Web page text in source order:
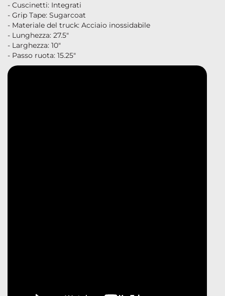
- Cuscinetti: Integrati
- Grip Tape: Sugarcoat
- Materiale del truck: Acciaio inossidabile
- Lunghezza: 27.5"
- Larghezza: 10"
- Passo ruota: 15.25"